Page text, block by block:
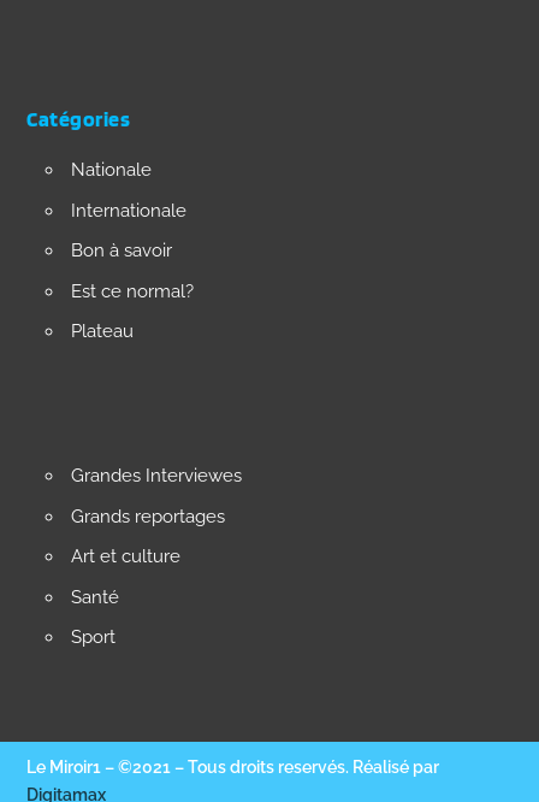
Catégories
Nationale
Internationale
Bon à savoir
Est ce normal?
Plateau
Grandes Interviewes
Grands reportages
Art et culture
Santé
Sport
Le Miroir1 – ©2021 – Tous droits reservés. Réalisé par
Digitamax